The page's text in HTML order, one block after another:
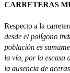
CARRETERAS
Respecto a la
desde el polígono
población es
la vía, por la escasa
la ausencia de